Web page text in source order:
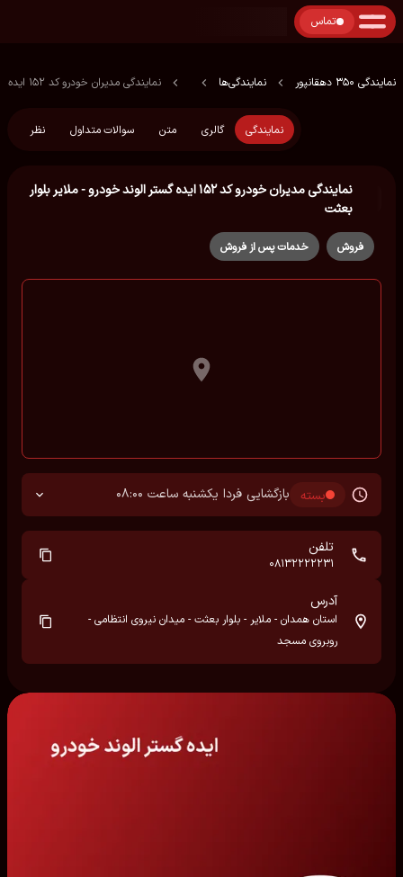
تماس
نمایندگی 350 دهقانپور نمایندگی‌ها نمایندگی مدیران خودرو کد ۱۵۲ ایده گستر الوند خودرو - ملایر بلوار بعثت
نمایندگی گالری متن سوالات متداول نظر
نمایندگی مدیران خودرو کد ۱۵۲ ایده گستر الوند خودرو - ملایر بلوار
بعثت
فروش خدمات پس از فروش
بسته بازگشایی فردا یکشنبه ساعت 08:00
تلفن
08132222231
آدرس
استان همدان - ملایر - بلوار بعثت - میدان نیروی انتظامی -
روبروی مسجد